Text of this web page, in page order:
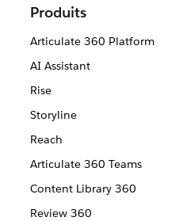
Produits
Articulate 360 Platform
AI Assistant
Rise
Storyline
Reach
Articulate 360 Teams
Content Library 360
Review 360